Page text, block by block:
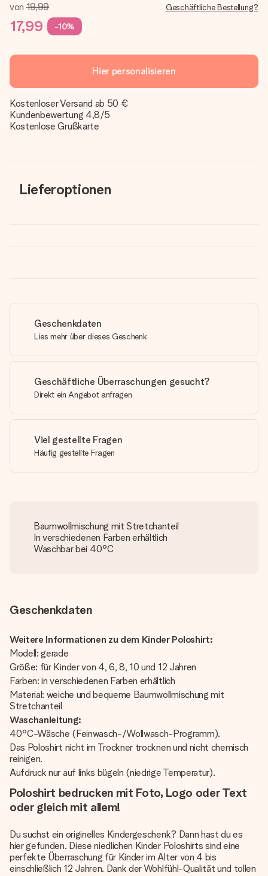
von 19,99
17,99 -10%
Geschäftliche Bestellung?
Hier personalisieren
Kostenloser Versand ab 50 €
Kundenbewertung 4,8/5
Kostenlose Grußkarte
Lieferoptionen
Geschenkdaten
Lies mehr über dieses Geschenk
Geschäftliche Überraschungen gesucht?
Direkt ein Angebot anfragen
Viel gestellte Fragen
Häufig gestellte Fragen
Baumwollmischung mit Stretchanteil
In verschiedenen Farben erhältlich
Waschbar bei 40°C
Geschenkdaten
Weitere Informationen zu dem Kinder Poloshirt:
Modell: gerade
Größe: für Kinder von 4, 6, 8, 10 und 12 Jahren
Farben: in verschiedenen Farben erhältlich
Material: weiche und bequeme Baumwollmischung mit
Stretchanteil
Waschanleitung:
40°C-Wäsche (Feinwasch-/Wollwasch-Programm).
Das Poloshirt nicht im Trockner trocknen und nicht chemisch
reinigen.
Aufdruck nur auf links bügeln (niedrige Temperatur).
Poloshirt bedrucken mit Foto, Logo oder Text
oder gleich mit allem!
Du suchst ein originelles Kindergeschenk? Dann hast du es
hier gefunden. Diese niedlichen Kinder Poloshirts sind eine
perfekte Überraschung für Kinder im Alter von 4 bis
einschließlich 12 Jahren. Dank der Wohlfühl-Qualität und tollen